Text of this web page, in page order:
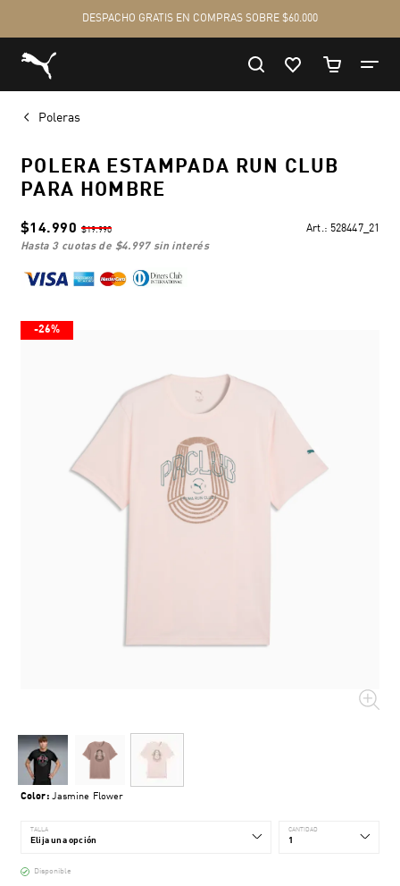
Poleras
POLERA ESTAMPADA RUN CLUB
PARA HOMBRE
$14.990 $19.990 Art.: 528447_21
hasta 3 cuotas de $4.997sin interés
-26%
Color: Jasmine Flower
TALLA CANTIDAD
Disponible